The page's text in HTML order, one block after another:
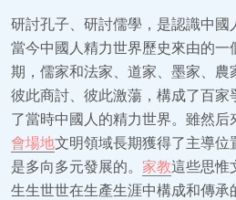
研討孔子、研討儒學，是認識中
當今中國人精力世界歷史來由的
期，儒家和法家、道家、墨家、農
彼此商討、彼此激蕩，構成了百家
了當時中國人的精力世界。雖然后
會場地文明領域長期獲得了主導位
是多向多元發展的。 家教這些思惟
生生世世在生產生涯中構成和傳承